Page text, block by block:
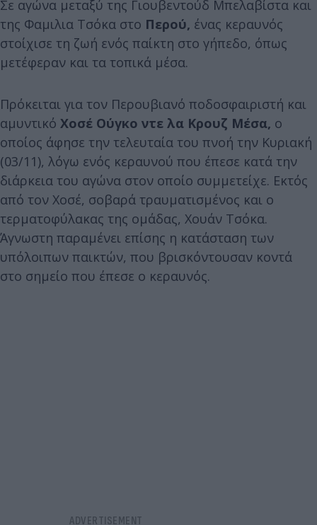
Σε αγώνα μεταξύ της Γιουβεντούδ Μπελαβίστα και
της Φαμιλια Τσόκα στο Περού, ένας κεραυνός
στοίχισε τη ζωή ενός παίκτη στο γήπεδο, όπως
μετέφεραν και τα τοπικά μέσα.
Πρόκειται για τον Περουβιανό ποδοσφαιριστή και
αμυντικό Χοσέ Ούγκο ντε λα Κρουζ Μέσα, ο
οποίος άφησε την τελευταία του πνοή την Κυριακή
(03/11), λόγω ενός κεραυνού που έπεσε κατά την
διάρκεια του αγώνα στον οποίο συμμετείχε. Εκτός
από τον Χοσέ, σοβαρά τραυματισμένος και ο
τερματοφύλακας της ομάδας, Χουάν Τσόκα.
Άγνωστη παραμένει επίσης η κατάσταση των
υπόλοιπων παικτών, που βρισκόντουσαν κοντά
στο σημείο που έπεσε ο κεραυνός.